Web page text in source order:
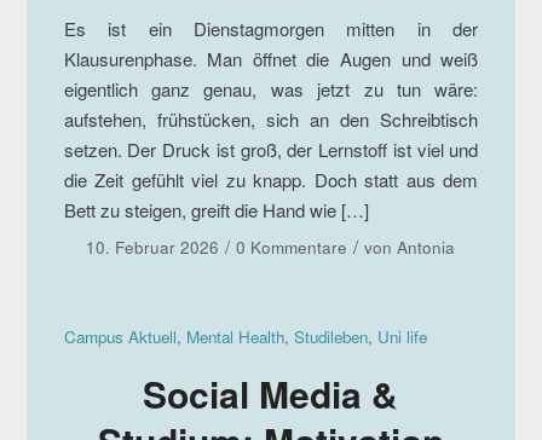
Es ist ein Dienstagmorgen mitten in der
Klausurenphase. Man öffnet die Augen und weiß
eigentlich ganz genau, was jetzt zu tun wäre:
aufstehen, frühstücken, sich an den Schreibtisch
setzen. Der Druck ist groß, der Lernstoff ist viel und
die Zeit gefühlt viel zu knapp. Doch statt aus dem
Bett zu steigen, greift die Hand wie […]
10. Februar 2026 / 0 Kommentare / vonAntonia
Campus Aktuell, Mental Health, Studileben, Uni life
Social Media &